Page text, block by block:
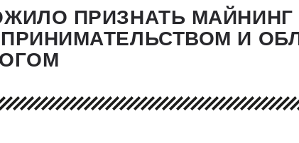
ПРИЗНАТЬ МАЙНИНГ
И